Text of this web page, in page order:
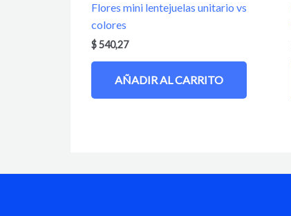
Flores mini lentejuelas unitario vs
colores
$540,27
AÑADIR AL CARRITO